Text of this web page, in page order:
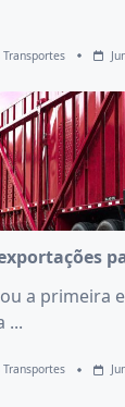
Transportes
a primeira
...
Transportes